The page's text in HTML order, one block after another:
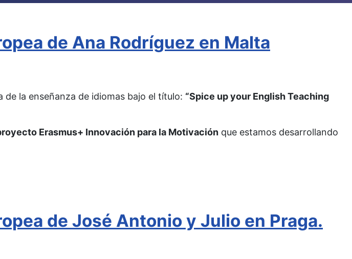
de Ana Rodríguez en Malta
la enseñanza de idiomas bajo el título: “Spice up your English Teaching
Erasmus+ Innovación para la Motivación que estamos desarrollando
de José Antonio y Julio en Praga.